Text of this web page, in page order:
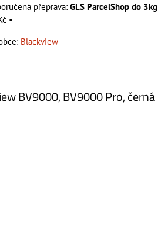
GLS ParcelShop do 3kg
•
Blackview
BV9000, BV9000 Pro, černá